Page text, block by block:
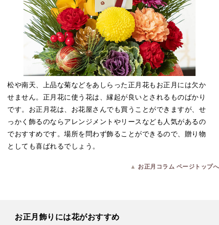
松や南天、上品な菊などをあしらった正月花もお正月には欠か
せません。正月花に使う花は、縁起が良いとされるものばかり
です。お正月花は、お花屋さんでも買うことができますが、せ
っかく飾るのならアレンジメントやリースなども人気があるの
でおすすめです。場所を問わず飾ることができるので、贈り物
としても喜ばれるでしょう。
▲ お正月コラム ページトップへ
お正月飾りには花がおすすめ